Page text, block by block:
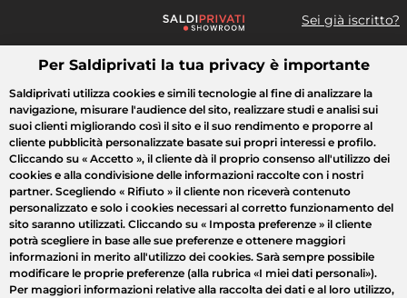
Sei già iscritto?
Cosa cerchi?
Tutte le vendite Moda Casa Bellezza Elettrodomestici
Per Saldiprivati la tua privacy è importante
Saldiprivati utilizza cookies e simili tecnologie al fine di analizzare la
navigazione, misurare l'audience del sito, realizzare studi e analisi sui
suoi clienti migliorando così il sito e il suo rendimento e proporre al
cliente pubblicità personalizzate basate sui propri interessi e profilo.
Cliccando su « Accetto », il cliente dà il proprio consenso all'utilizzo dei
cookies e alla condivisione delle informazioni raccolte con i nostri
partner. Scegliendo « Rifiuto » il cliente non riceverà contenuto
personalizzato e solo i cookies necessari al corretto funzionamento del
sito saranno utilizzati. Cliccando su « Imposta preferenze » il cliente
potrà scegliere in base alle sue preferenze e ottenere maggiori
informazioni in merito all'utilizzo dei cookies. Sarà sempre possibile
modificare le proprie preferenze (alla rubrica «I miei dati personali»).
Per maggiori informazioni relative alla raccolta dei dati e al loro utilizzo,